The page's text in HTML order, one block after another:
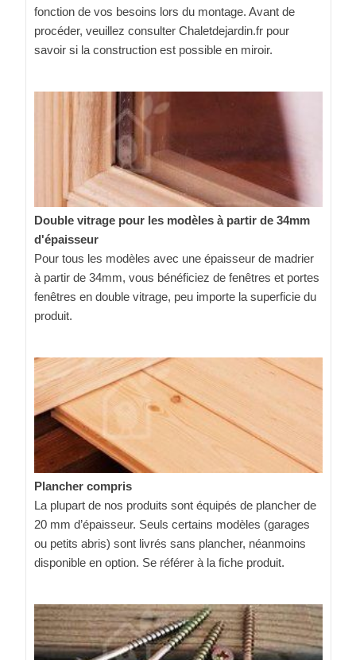
fonction de vos besoins lors du montage. Avant de
procéder, veuillez consulter Chaletdejardin.fr pour
savoir si la construction est possible en miroir.
Double vitrage pour les modèles à partir de 34mm
d'épaisseur
Pour tous les modèles avec une épaisseur de madrier
à partir de 34mm, vous bénéficiez de fenêtres et portes
fenêtres en double vitrage, peu importe la superficie du
produit.
Plancher compris
La plupart de nos produits sont équipés de plancher de
20 mm d’épaisseur. Seuls certains modèles (garages
ou petits abris) sont livrés sans plancher, néanmoins
disponible en option. Se référer à la fiche produit.